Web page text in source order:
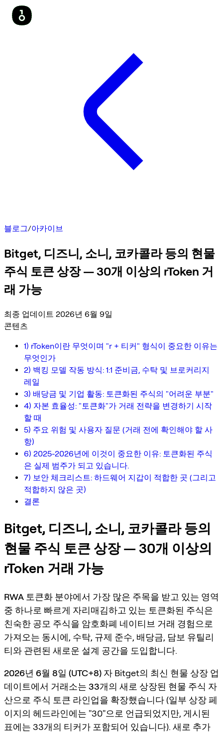
블로그/아카이브
Bitget, 디즈니, 소니, 코카콜라 등의 현물
주식 토큰 상장 — 30개 이상의 rToken 거
래 가능
최종 업데이트 2026년 6월 9일
콘텐츠
1) rToken이란 무엇이며 "r + 티커" 형식이 중요한 이유는
무엇인가
2) 백킹 모델 작동 방식: 1:1 준비금, 수탁 및 브로커리지
레일
3) 배당금 및 기업 활동: 토큰화된 주식의 "어려운 부분"
4) 자본 효율성: "토큰화"가 거래 전략을 변경하기 시작
할 때
5) 주요 위험 및 사용자 질문 (거래 전에 확인해야 할 사
항)
6) 2025-2026년에 이것이 중요한 이유: 토큰화된 주식
은 실제 범주가 되고 있습니다.
7) 보안 체크리스트: 하드웨어 지갑이 적합한 곳 (그리고
적합하지 않은 곳)
결론
Bitget, 디즈니, 소니, 코카콜라 등의
현물 주식 토큰 상장 — 30개 이상의
rToken 거래 가능
RWA 토큰화 분야에서 가장 많은 주목을 받고 있는 영역
중 하나로 빠르게 자리매김하고 있는 토큰화된 주식은
친숙한 공모 주식을 암호화폐 네이티브 거래 경험으로
가져오는 동시에, 수탁, 규제 준수, 배당금, 담보 유틸리
티와 관련된 새로운 설계 공간을 도입합니다.
2026년 6월 8일 (UTC+8) 자 Bitget의 최신 현물 상장 업
데이트에서 거래소는 33개의 새로 상장된 현물 주식 자
산으로 주식 토큰 라인업을 확장했습니다 (일부 상장 페
이지의 헤드라인에는 "30"으로 언급되었지만, 게시된
표에는 33개의 티커가 포함되어 있습니다). 새로 추가